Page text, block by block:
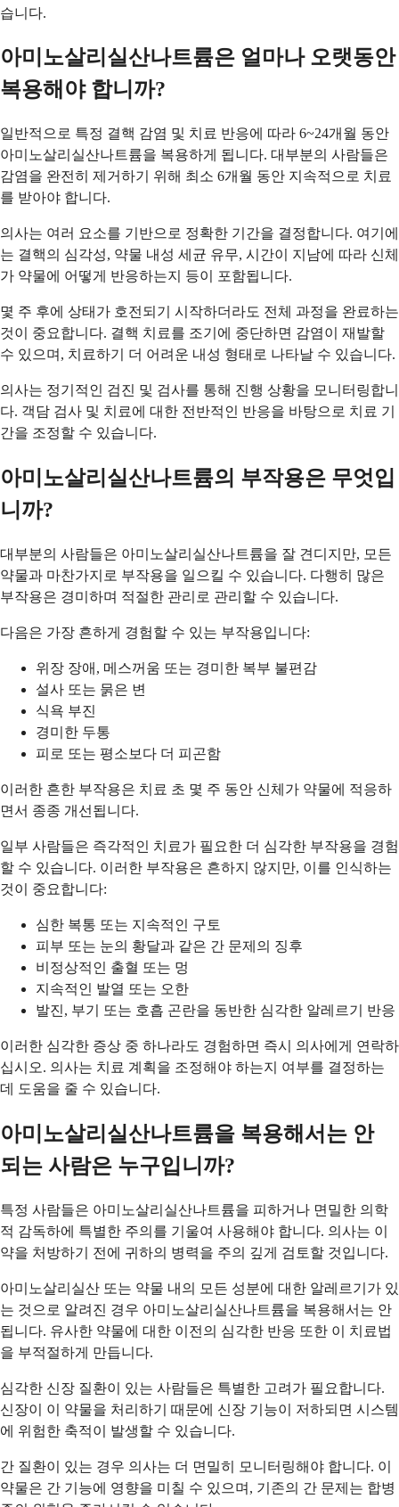
습니다.
아미노살리실산나트륨은 얼마나 오랫동안
복용해야 합니까?
일반적으로 특정 결핵 감염 및 치료 반응에 따라 6~24개월 동안
아미노살리실산나트륨을 복용하게 됩니다. 대부분의 사람들은
감염을 완전히 제거하기 위해 최소 6개월 동안 지속적으로 치료
를 받아야 합니다.
의사는 여러 요소를 기반으로 정확한 기간을 결정합니다. 여기에
는 결핵의 심각성, 약물 내성 세균 유무, 시간이 지남에 따라 신체
가 약물에 어떻게 반응하는지 등이 포함됩니다.
몇 주 후에 상태가 호전되기 시작하더라도 전체 과정을 완료하는
것이 중요합니다. 결핵 치료를 조기에 중단하면 감염이 재발할
수 있으며, 치료하기 더 어려운 내성 형태로 나타날 수 있습니다.
의사는 정기적인 검진 및 검사를 통해 진행 상황을 모니터링합니
다. 객담 검사 및 치료에 대한 전반적인 반응을 바탕으로 치료 기
간을 조정할 수 있습니다.
아미노살리실산나트륨의 부작용은 무엇입
니까?
대부분의 사람들은 아미노살리실산나트륨을 잘 견디지만, 모든
약물과 마찬가지로 부작용을 일으킬 수 있습니다. 다행히 많은
부작용은 경미하며 적절한 관리로 관리할 수 있습니다.
다음은 가장 흔하게 경험할 수 있는 부작용입니다:
위장 장애, 메스꺼움 또는 경미한 복부 불편감
설사 또는 묽은 변
식욕 부진
경미한 두통
피로 또는 평소보다 더 피곤함
이러한 흔한 부작용은 치료 초 몇 주 동안 신체가 약물에 적응하
면서 종종 개선됩니다.
일부 사람들은 즉각적인 치료가 필요한 더 심각한 부작용을 경험
할 수 있습니다. 이러한 부작용은 흔하지 않지만, 이를 인식하는
것이 중요합니다:
심한 복통 또는 지속적인 구토
피부 또는 눈의 황달과 같은 간 문제의 징후
비정상적인 출혈 또는 멍
지속적인 발열 또는 오한
발진, 부기 또는 호흡 곤란을 동반한 심각한 알레르기 반응
이러한 심각한 증상 중 하나라도 경험하면 즉시 의사에게 연락하
십시오. 의사는 치료 계획을 조정해야 하는지 여부를 결정하는
데 도움을 줄 수 있습니다.
아미노살리실산나트륨을 복용해서는 안
되는 사람은 누구입니까?
특정 사람들은 아미노살리실산나트륨을 피하거나 면밀한 의학
적 감독하에 특별한 주의를 기울여 사용해야 합니다. 의사는 이
약을 처방하기 전에 귀하의 병력을 주의 깊게 검토할 것입니다.
아미노살리실산 또는 약물 내의 모든 성분에 대한 알레르기가 있
는 것으로 알려진 경우 아미노살리실산나트륨을 복용해서는 안
됩니다. 유사한 약물에 대한 이전의 심각한 반응 또한 이 치료법
을 부적절하게 만듭니다.
심각한 신장 질환이 있는 사람들은 특별한 고려가 필요합니다.
신장이 이 약물을 처리하기 때문에 신장 기능이 저하되면 시스템
에 위험한 축적이 발생할 수 있습니다.
간 질환이 있는 경우 의사는 더 면밀히 모니터링해야 합니다. 이
약물은 간 기능에 영향을 미칠 수 있으며, 기존의 간 문제는 합병